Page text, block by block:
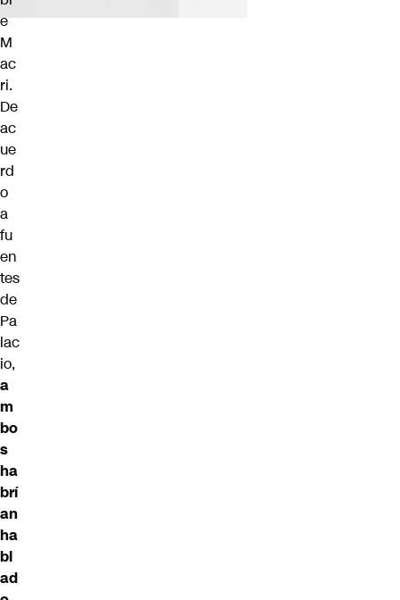
e
M
ac
ri.
De
ac
ue
rd
o
a
fu
en
tes
de
Pa
lac
io,
a
m
bo
s
ha
brí
an
ha
bl
ad